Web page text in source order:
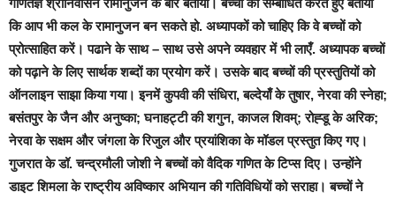
कि आप भी कल के रामानुजन बन सकते हो. अध्यापकों को चाहिए कि वे बच्चों को
प्रोत्साहित करें। पढाने के साथ – साथ उसे अपने व्यवहार में भी लाएँ. अध्यापक बच्चों
को पढ़ाने के लिए सार्थक शब्दों का प्रयोग करें। उसके बाद बच्चों की प्रस्तुतियों को
ऑनलाइन साझा किया गया। इनमें कुपवी की संधिरा, बल्देयाँ के तुषार, नेरवा की स्नेहा;
बसंतपुर के जैन और अनुष्का; घनाहट्टी की शगुन, काजल शिवम्; रोह्डू के अरिक;
नेरवा के सक्षम और जंगला के रिजुल और प्रयांशिका के मॉडल प्रस्तुत किए गए।
गुजरात के डॉ. चन्द्रमौली जोशी ने बच्चों को वैदिक गणित के टिप्स दिए। उन्होंने
डाइट शिमला के राष्ट्रीय अविष्कार अभियान की गतिविधियों को सराहा। बच्चों ने